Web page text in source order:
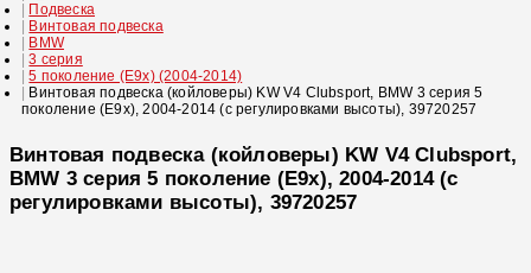
Подвеска
Винтовая подвеска
BMW
3 серия
5 поколение (E9x) (2004-2014)
Винтовая подвеска (койловеры) KW V4 Clubsport, BMW 3 серия 5
поколение (E9x), 2004-2014 (с регулировками высоты), 39720257
Винтовая подвеска (койловеры) KW V4 Clubsport,
BMW 3 серия 5 поколение (E9x), 2004-2014 (с
регулировками высоты), 39720257